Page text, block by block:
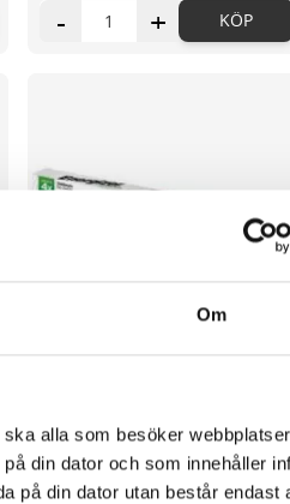
Om
alla som besöker
din dator och som innehåller
på din dator utan består endast
- + KÖP
Batteri Laddbar ENERGIZER P-P AA
10/FP